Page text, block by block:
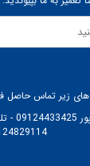
زیر تماس حاصل
09124829114 - تلفن دفتر